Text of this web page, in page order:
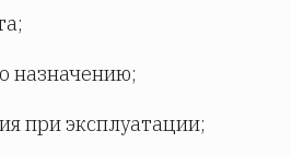
назначению;
при эксплуатации;